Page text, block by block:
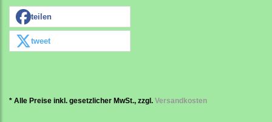
teilen
tweet
* Alle Preise inkl. gesetzlicher MwSt., zzgl. Versandkosten